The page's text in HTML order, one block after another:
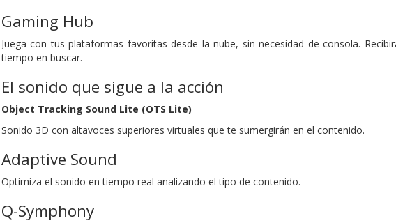
Gaming Hub
Juega con tus plataformas favoritas desde la nube, sin necesidad de consola.
tiempo en buscar.
El sonido que sigue a la acción
Object Tracking Sound Lite (OTS Lite)
Sonido 3D con altavoces superiores virtuales que te sumergirán en el contenido.
Adaptive Sound
Optimiza el sonido en tiempo real analizando el tipo de contenido.
Q-Symphony